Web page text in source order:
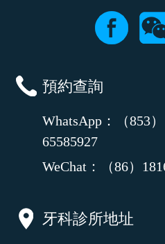
預約查詢
WhatsApp：（853）
65585927
WeChat：（86）
牙科診所地址